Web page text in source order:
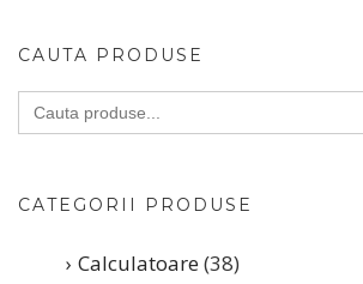
CAUTA PRODUSE
Search
for:
CATEGORII PRODUSE
Calculatoare (38)